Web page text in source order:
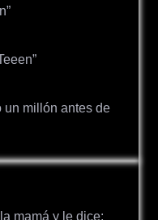
un millón antes de
mamá y le dice: